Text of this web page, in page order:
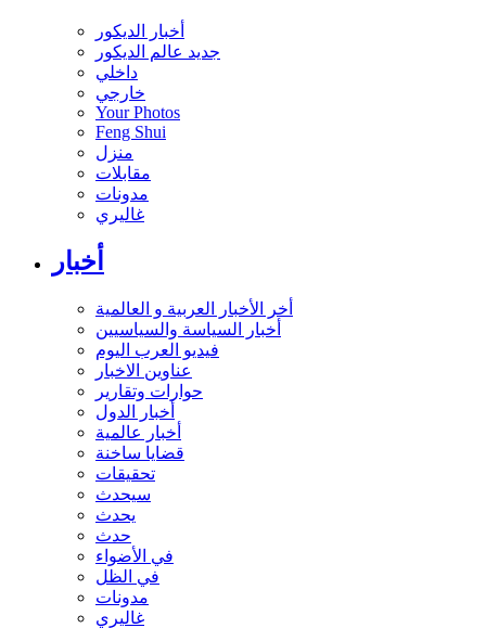
أخبار الديكور
جديد عالم الديكور
داخلي
خارجي
Your Photos
Feng Shui
منزل
مقابلات
مدونات
غاليري
أخبار
أخر الأخبار العربية و العالمية
أخبار السياسة والسياسيين
فيديو العرب اليوم
عناوين الاخبار
حوارات وتقارير
أخبار الدول
أخبار عالمية
قضايا ساخنة
تحقيقات
سيحدث
يحدث
حدث
في الأضواء
في الظل
مدونات
غاليري